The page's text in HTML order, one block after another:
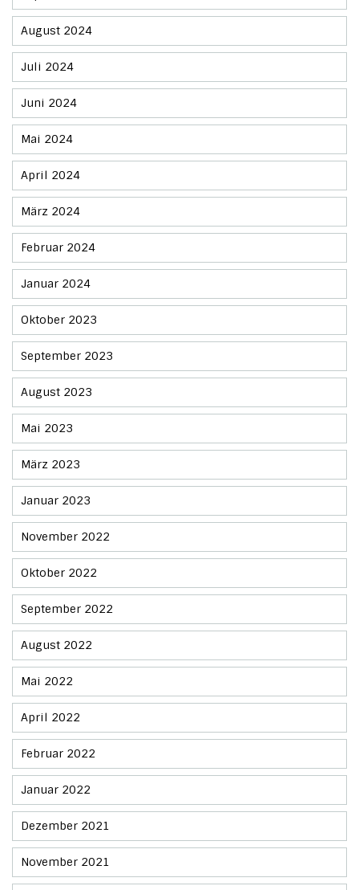
August 2024
Juli 2024
Juni 2024
Mai 2024
April 2024
März 2024
Februar 2024
Januar 2024
Oktober 2023
September 2023
August 2023
Mai 2023
März 2023
Januar 2023
November 2022
Oktober 2022
September 2022
August 2022
Mai 2022
April 2022
Februar 2022
Januar 2022
Dezember 2021
November 2021